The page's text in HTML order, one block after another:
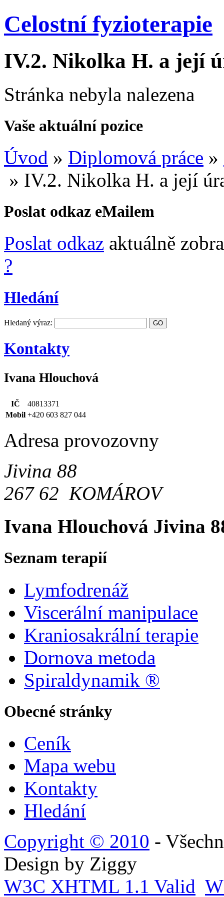
Celostní fyzioterapie
IV.2. Nikolka H. a její
Stránka nebyla nalezena
Vaše aktuální pozice
Úvod » Diplomová práce »
» IV.2. Nikolka H. a její
Poslat odkaz eMailem
Poslat odkaz aktuálně
?
Hledání
Hledaný výraz:
Kontakty
Ivana Hlouchová
IČ
40813371
Mobil +420 603 827 044
Adresa provozovny
Jivina 88
267 62 KOMÁROV
Ivana Hlouchová Jivina
Seznam terapií
Lymfodrenáž
Viscerální manipulace
Kraniosakrální terapie
Dornova metoda
Spiraldynamik ®
Obecné stránky
Ceník
Mapa webu
Kontakty
Hledání
Copyright © 2010 -
Design by Ziggy
W3C XHTML 1.1 Valid